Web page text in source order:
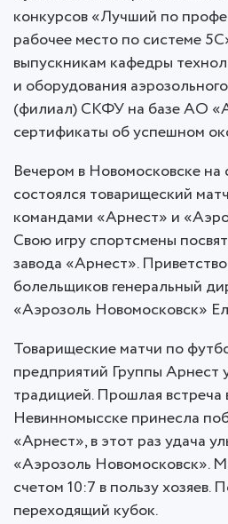
конкурсов «Лучший по
рабочее место по системе
выпускникам кафедры
и оборудования
(филиал) СКФУ на базе АО
сертификаты об успешном
Вечером в Новомосковске
состоялся товарищеский
командами «Арнест» и
Свою игру спортсмены
завода «Арнест».
болельщиков генеральный
«Аэрозоль Новомосковск»
Товарищеские матчи по
предприятий Группы Арнест
традицией. Прошлая встреча
Невинномысске принесла
«Арнест», в этот раз удача
«Аэрозоль Новомосковск».
счетом 10:7 в пользу хозяев.
переходящий кубок.